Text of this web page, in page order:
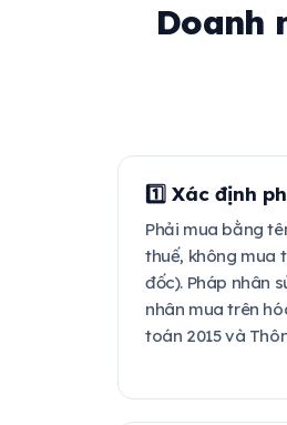
Doanh
1️⃣ Xác định
Phải mua bằng
thuế, không mua
đốc). Pháp nhân
nhân mua trên
toán 2015 và